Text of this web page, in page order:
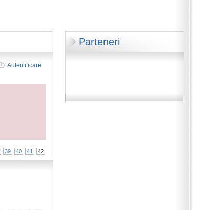
Parteneri
Autentificare
39 40 41 42